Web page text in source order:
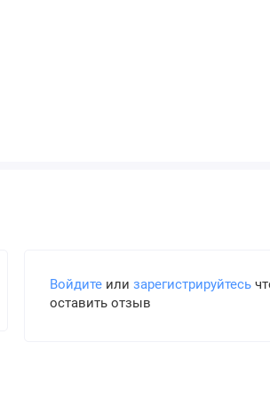
Войдитеили зарегистрируйтесь
оставить отзыв